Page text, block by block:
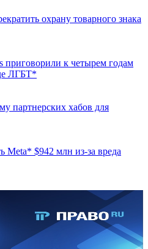
охрану товарного знака
приговорили к четырем годам
ЛГБТ*
партнерских хабов для
$942 млн из-за вреда